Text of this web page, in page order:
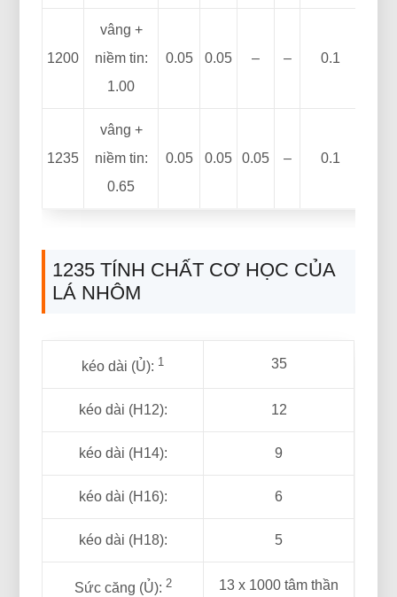
1200
vâng +
niềm tin:
1.00
0.05 0.05 – – 0.1
1235
vâng +
niềm tin:
0.65
0.05 0.05 0.05 – 0.1
1235 TÍNH CHẤT CƠ HỌC CỦA
LÁ NHÔM
kéo dài (Ủ): 1 35
kéo dài (H12): 12
kéo dài (H14): 9
kéo dài (H16): 6
kéo dài (H18): 5
Sức căng (Ủ): 2 13 x 1000 tâm thần